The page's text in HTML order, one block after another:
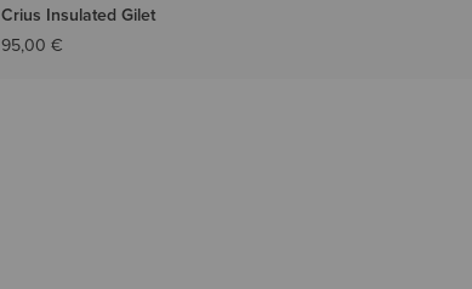
Crius Insulated Gilet
95,00 €